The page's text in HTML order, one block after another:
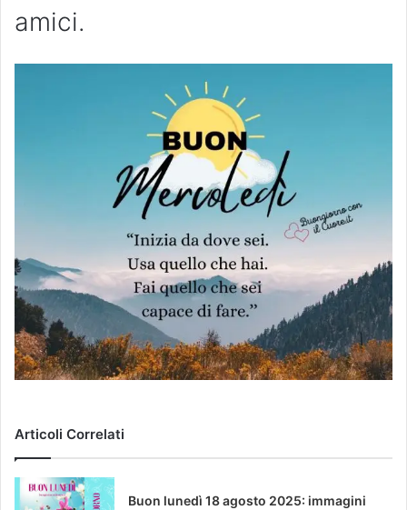
amici.
Articoli Correlati
Buon lunedì 18 agosto 2025: immagini